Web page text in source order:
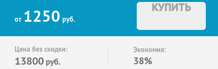
от 1250 руб.
КУПИТЬ
Цена без скидки:
13800 руб.
Экономия:
38%